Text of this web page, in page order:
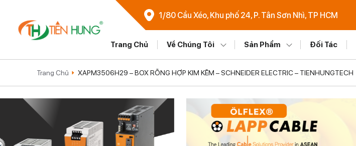
1/80 Cầu Xéo, Khu phố 24, P. Tân Sơn Nhì, TP HCM
Trang Chủ Về Chúng Tôi Sản Phẩm Đối Tác
Trang Chủ XAPM3506H29 – BOX RỖNG HỢP KIM KẼM – SCHNEIDER ELECTRIC – TIENHUNGTECH